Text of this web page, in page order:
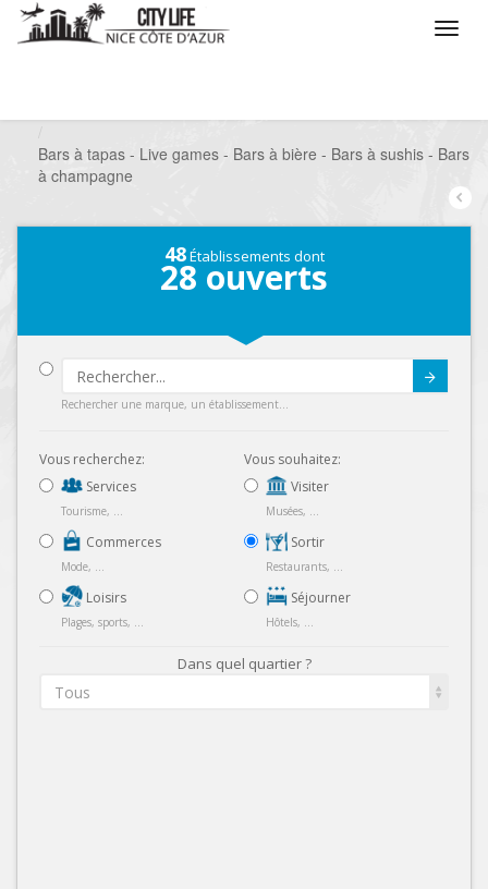
Bars à tapas - Live games - Bars à bière - Bars à sushis - Bars
à champagne
48Établissements dont
28 ouverts
Rechercher une marque, un établissement...
Vous recherchez:
Services
Tourisme, ...
Commerces
Mode, ...
Loisirs
Plages, sports, ...
Vous souhaitez:
Visiter
Musées, ...
Sortir
Restaurants, ...
Séjourner
Hôtels, ...
Dans quel quartier ?
Tous